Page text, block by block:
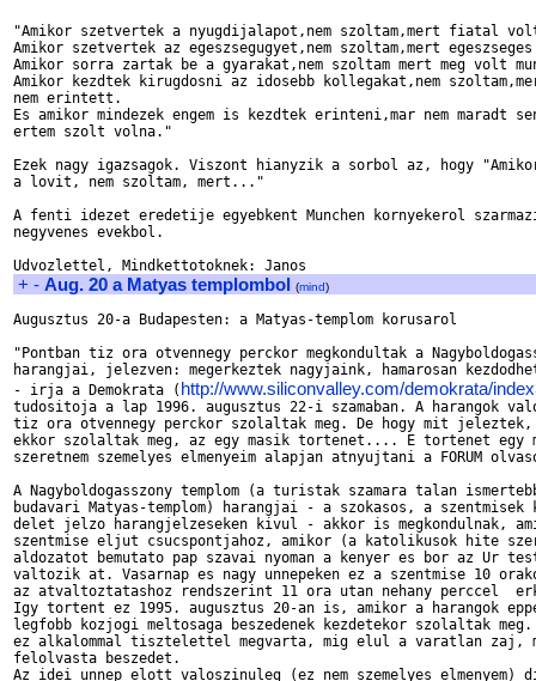
"Amikor szetvertek a nyugdijalapot,nem szoltam,mert fiatal
Amikor szetvertek az egeszsegugyet,nem szoltam,mert
Amikor sorra zartak be a gyarakat,nem szoltam mert meg volt
Amikor kezdtek kirugdosni az idosebb kollegakat,nem
nem erintett.
Es amikor mindezek engem is kezdtek erinteni,mar nem maradt
ertem szolt volna."
Ezek nagy igazsagok. Viszont hianyzik a sorbol az, hogy
a lovit, nem szoltam, mert..."
A fenti idezet eredetije egyebkent Munchen kornyekerol
negyvenes evekbol.
+ - Aug. 20 a Matyas templombol (mind)
Augusztus 20-a Budapesten: a Matyas-templom korusarol
"Pontban tiz ora otvennegy perckor megkondultak a
harangjai, jelezven: megerkeztek nagyjaink, hamarosan
- irja a Demokrata ( http://www.siliconvalley.com/demokrata/
tudositoja a lap 1996. augusztus 22-i szamaban. A harangok
tiz ora otvennegy perckor szolaltak meg. De hogy mit
ekkor szolaltak meg, az egy masik tortenet.... E tortenet egy
szeretnem szemelyes elmenyeim alapjan atnyujtani a FORUM
A Nagyboldogasszony templom (a turistak szamara talan
budavari Matyas-templom) harangjai - a szokasos, a szentmisek
delet jelzo harangjelzeseken kivul - akkor is megkondulnak,
szentmise eljut csucspontjahoz, amikor (a katolikusok hite
aldozatot bemutato pap szavai nyoman a kenyer es bor az Ur
valtozik at. Vasarnap es nagy unnepeken ez a szentmise 10
az atvaltoztatashoz rendszerint 11 ora utan nehany perccel
Igy tortent ez 1995. augusztus 20-an is, amikor a harangok
legfobb kozjogi meltosaga beszedenek kezdetekor szolaltak
ez alkalommal tisztelettel megvarta, mig elul a varatlan zaj,
felolvasta beszedet.
Az idei unnep elott valoszinuleg (ez nem szemelyes elmenyem)